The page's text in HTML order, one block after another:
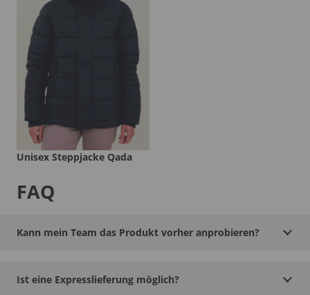
Unisex Steppjacke Qada
FAQ
Kann mein Team das Produkt vorher anprobieren?
Ist eine Expresslieferung möglich?